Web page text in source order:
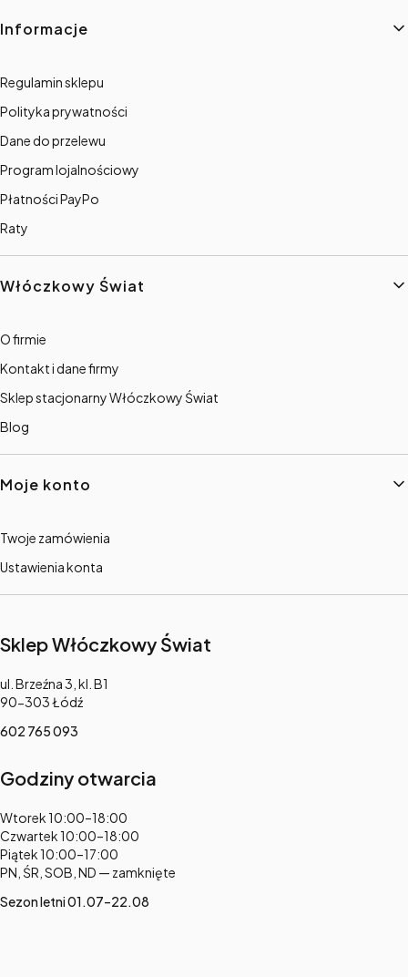
Informacje
Regulamin sklepu
Polityka prywatności
Dane do przelewu
Program lojalnościowy
Płatności PayPo
Raty
Włóczkowy Świat
O firmie
Kontakt i dane firmy
Sklep stacjonarny Włóczkowy Świat
Blog
Moje konto
Twoje zamówienia
Ustawienia konta
Sklep Włóczkowy Świat
Adres:
ul. Brzeźna 3, kl. B1
90-303 Łódź
602 765 093
Godziny otwarcia
Adres:
Wtorek 10:00–18:00
Czwartek 10:00–18:00
Piątek 10:00–17:00
PN, ŚR, SOB, ND — zamknięte
Sezon letni 01.07–22.08